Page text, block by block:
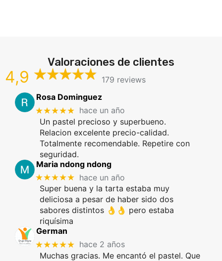
Valoraciones de clientes
4,9
179 reviews
Rosa Dominguez
★★★★★ hace un año
Un pastel precioso y superbueno.
Relacion excelente precio-calidad.
Totalmente recomendable. Repetire con
seguridad.
Maria ndong ndong
★★★★★ hace un año
Super buena y la tarta estaba muy
deliciosa a pesar de haber sido dos
sabores distintos 👌👌 pero estaba
riquísima
German
★★★★★ hace 2 años
Muchas gracias. Me encantó el pastel. Que